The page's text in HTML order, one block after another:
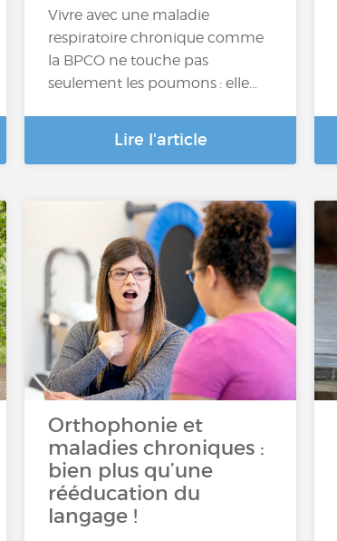
Vivre avec une maladie
respiratoire chronique comme
la BPCO ne touche pas
seulement les poumons : elle…
Lire l'article
Orthophonie et
maladies chroniques :
bien plus qu’une
rééducation du
langage !